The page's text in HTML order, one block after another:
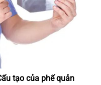
tạo của phế quản